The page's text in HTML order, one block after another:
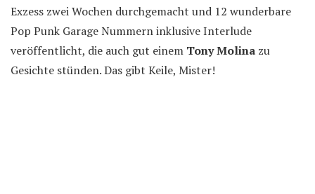
Exzess zwei Wochen durchgemacht und 12 wunderbare
Pop Punk Garage Nummern inklusive Interlude
veröffentlicht, die auch gut einem Tony Molina zu
Gesichte stünden. Das gibt Keile, Mister!